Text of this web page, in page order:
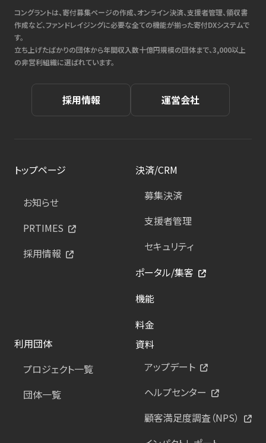
コングラントは、寄付募集ページの作成、オンライン決済、支援者管理、領収書
作成など、ファンドレイジングに必要な全ての機能が揃った寄付DXシステムで
す。
立ち上げたばかりの団体から年間収入数十億円規模の団体まで、3,000以上
の非営利組織に選ばれています。
採用情報 運営会社
トップページ
お知らせ
PRTIMES
採用情報
決済/CRM
募集決済
支援者管理
セキュリティ
ポータル/集客
機能
料金
利用団体
プロジェクト一覧
団体一覧
資料
アップデート
ヘルプセンター
顧客満足度調査（NPS）